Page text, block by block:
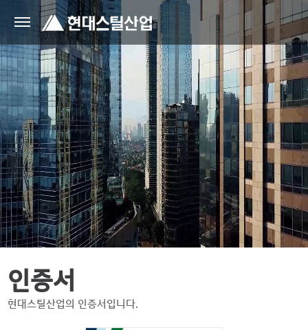
인증서
현대스틸산업의 인증서입니다.